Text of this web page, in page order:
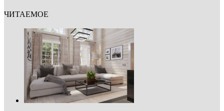
ЧИТАЕМОЕ